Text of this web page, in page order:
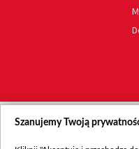
Szanujemy Twoją